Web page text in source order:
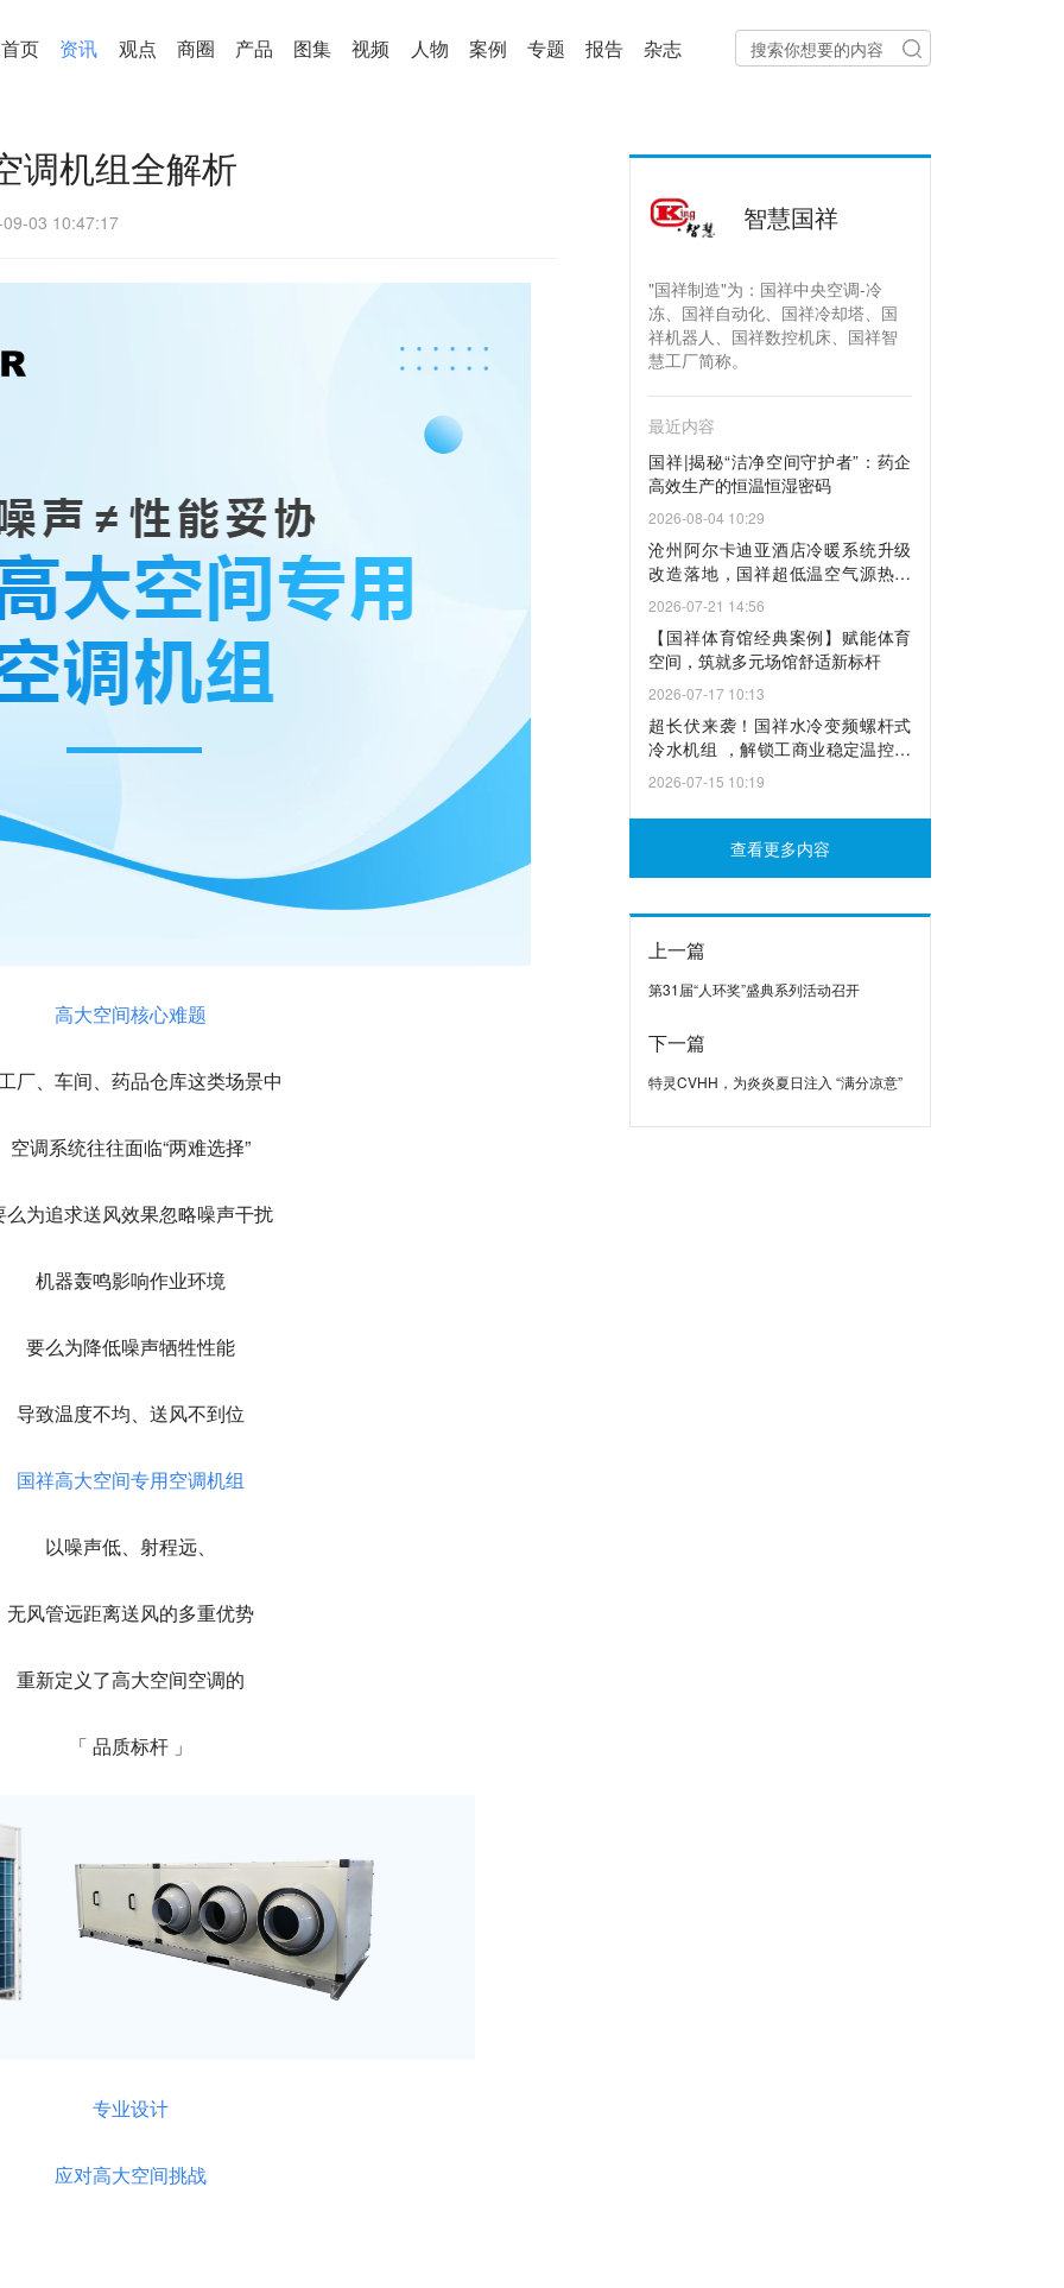
首页 资讯 观点 商圈 产品 图集 视频 人物 案例 专题 报告 杂志
调机组全解析
03 10:47:17
高大空间核心难题
厂、车间、药品仓库这类场景中
空调系统往往面临“两难选择”
么为追求送风效果忽略噪声干扰
机器轰鸣影响作业环境
要么为降低噪声牺牲性能
导致温度不均、送风不到位
国祥高大空间专用空调机组
以噪声低、射程远、
无风管远距离送风的多重优势
重新定义了高大空间空调的
「 品质标杆 」
专业设计
应对高大空间挑战
智慧国祥
"国祥制造"为：国祥中央空调-冷
冻、国祥自动化、国祥冷却塔、国
祥机器人、国祥数控机床、国祥智
慧工厂简称。
最近内容
国祥|揭秘“洁净空间守护者”：药企
高效生产的恒温恒湿密码
2026-08-04 10:29
沧州阿尔卡迪亚酒店冷暖系统升级
改造落地，国祥超低温空气源热泵
焕新绿色动能！
2026-07-21 14:56
【国祥体育馆经典案例】赋能体育
空间，筑就多元场馆舒适新标杆
2026-07-17 10:13
超长伏来袭！国祥水冷变频螺杆式
冷水机组 ，解锁工商业稳定温控新
方案
2026-07-15 10:19
查看更多内容
上一篇
第31届“人环奖”盛典系列活动召开
下一篇
特灵CVHH，为炎炎夏日注入 “满分凉意”